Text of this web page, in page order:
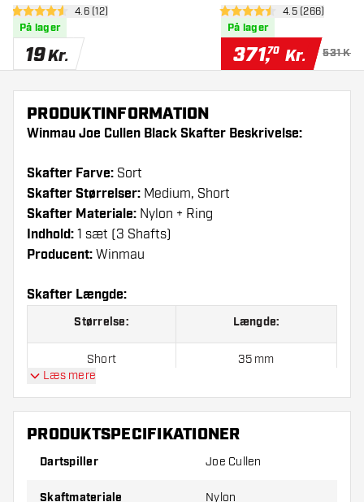
åbn anmeldelsespanel
4.6 bedømmelsesstjerner
4.6 (12)
På lager
19Kr.
åbn
4.5 bedømmelsesstjerner
4.5 (266)
På lager
371,70 Kr. 531 Kr.
PRODUKTINFORMATION
Winmau Joe Cullen Black Skafter Beskrivelse:
Skafter Farve: Sort
Skafter Størrelser: Medium, Short
Skafter Materiale: Nylon + Ring
Indhold: 1 sæt (3 Shafts)
Producent: Winmau
Skafter Længde:
Størrelse: Længde:
Short 35 mm
Medium 48 mm
Prisen er for et sæt (3 stk.)
Læs mere
PRODUKTSPECIFIKATIONER
Dartspiller Joe Cullen
Skaftmateriale Nylon